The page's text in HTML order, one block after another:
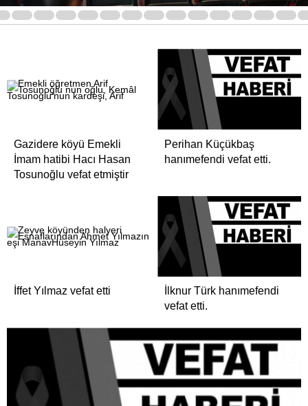
Gazidere köyü Emekli
İmam hatibi Hacı Hasan
Tosunoğlu vefat etmiştir
Perihan Küçükbaş
hanımefendi vefat etti.
İffet Yılmaz vefat etti
İlknur Türk hanımefendi
vefat etti.